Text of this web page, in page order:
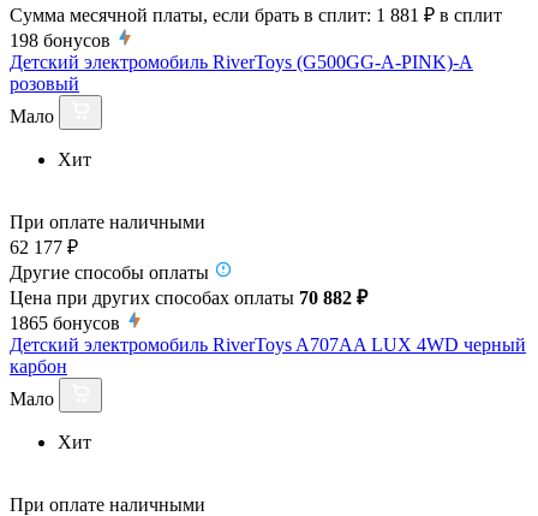
Сумма месячной платы, если брать в сплит: 1 881 ₽ в сплит
198 бонусов
Детский электромобиль RiverToys (G500GG-A-PINK)-A
розовый
Мало
Хит
При оплате наличными
62 177 ₽
Другие способы оплаты
Цена при других способах оплаты 70 882 ₽
1865 бонусов
Детский электромобиль RiverToys A707AA LUX 4WD черный
карбон
Мало
Хит
При оплате наличными